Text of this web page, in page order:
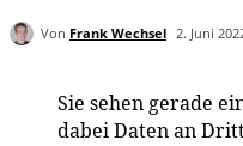
Von Frank Wechsel 2. Juni
Sie sehen gerade
dabei Daten an